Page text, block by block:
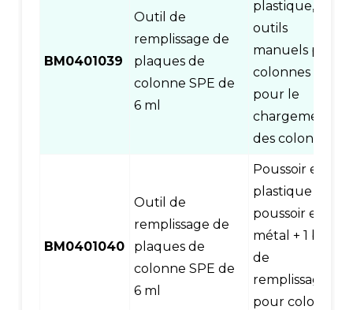
BM0401039
Outil de
remplissage de
plaques de
colonne SPE de
6 ml
plastique,
outils
manuels pour
colonnes SPE
pour le
chargement
des colonnes
BM0401040
Outil de
remplissage de
plaques de
colonne SPE de
6 ml
Poussoir en
plastique +
poussoir en
métal + 1 base
de
remplissage
pour colonne